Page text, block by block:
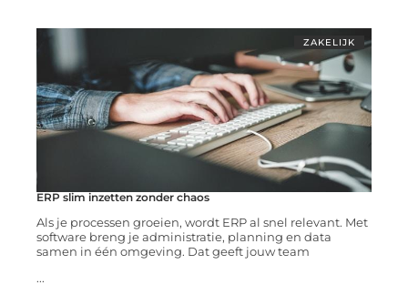
ZAKELIJK
ERP slim inzetten zonder chaos
Als je processen groeien, wordt ERP al snel relevant. Met
software breng je administratie, planning en data
samen in één omgeving. Dat geeft jouw team
...